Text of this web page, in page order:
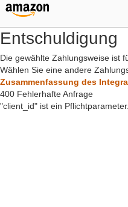
Entschuldigung
Die gewählte Zahlungsweise ist
Wählen Sie eine andere
Zusammenfassung des
400 Fehlerhafte Anfrage
"client_id" ist ein Pflichtparameter.